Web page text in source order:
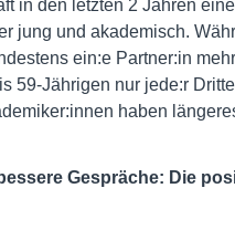
in den letzten 2 Jahren
jung und akademisch.
ein:e Partner:in
59-Jährigen nur jede:r
haben
Gespräche: Die